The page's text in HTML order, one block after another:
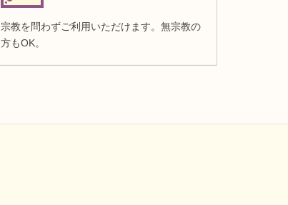
宗教を問わずご利用いただけます。無宗教の
方もOK。